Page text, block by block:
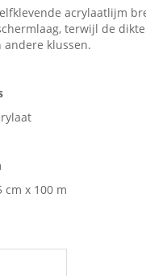
acrylaatlijm
terwijl de
andere klussen.
cm x 100 m